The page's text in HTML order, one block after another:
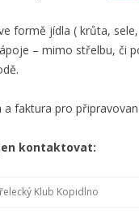
formě jídla ( krůta,
– mimo střelbu, či
faktura pro
kontaktovat:
Klub Kopidlno